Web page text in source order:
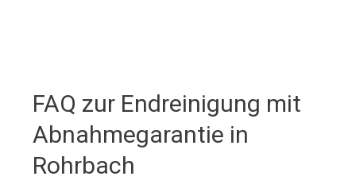
FAQ zur Endreinigung mit
Abnahmegarantie in
Rohrbach